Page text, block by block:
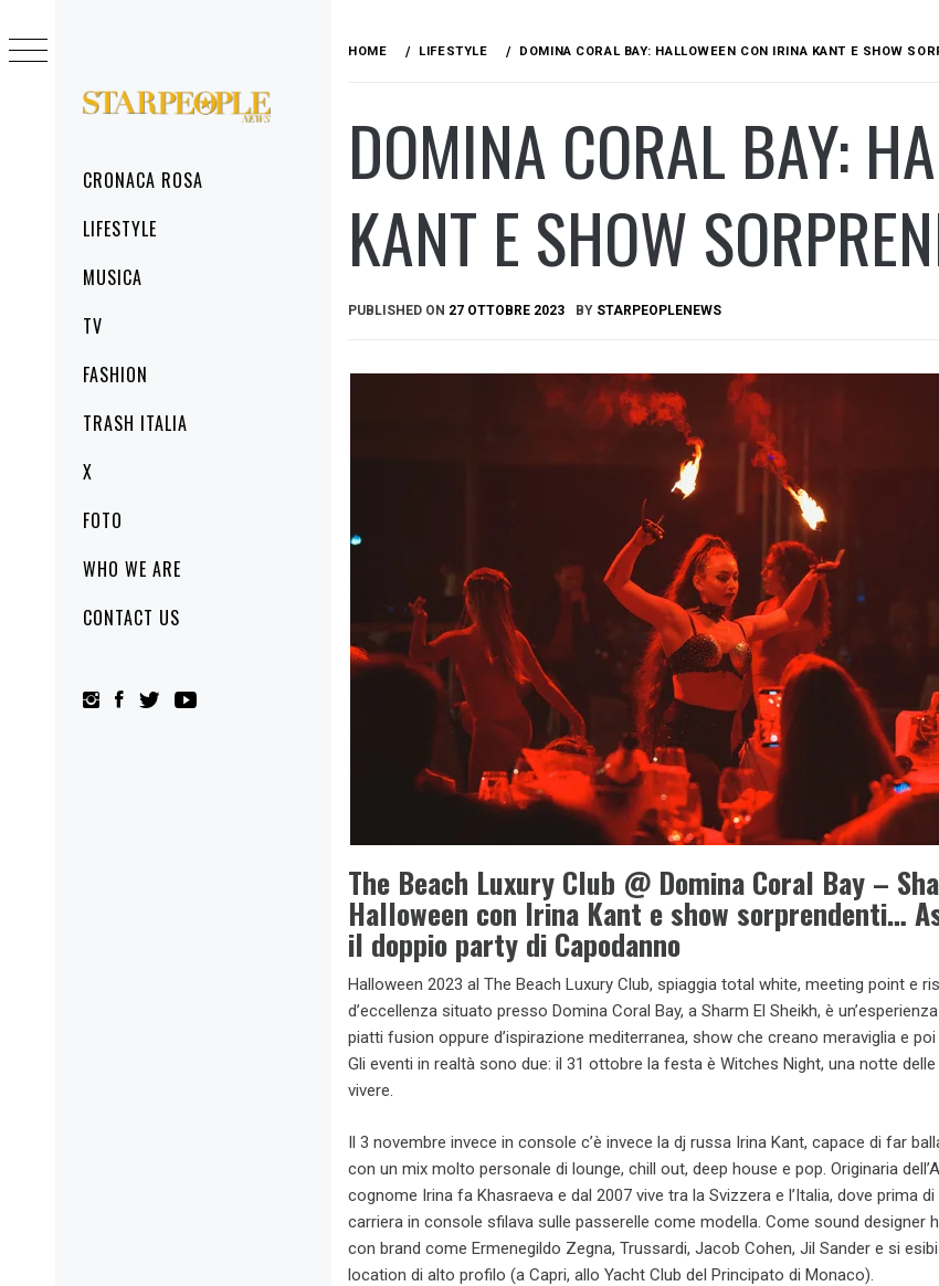
STARPEOPLENEWS
MenuCRONACA ROSA
LIFESTYLE
MUSICA
TV
FASHION
TRASH ITALIA
X
FOTO
WHO WE ARE
CONTACT US
to
content
HOME LIFESTYLE DOMINA CORAL BAY: HALLOWEEN CON IRINA KANT E SHOW
DOMINA CORAL BAY:
KANT E SHOW
PUBLISHED ON 27 OTTOBRE 2023 BY STARPEOPLENEWS
The Beach Luxury Club @ Domina Coral Bay –
Halloween con Irina Kant e show sorprendenti…
il doppio party di Capodanno
Halloween 2023 al The Beach Luxury Club, spiaggia total white, meeting point e
d’eccellenza situato presso Domina Coral Bay, a Sharm El Sheikh, è
piatti fusion oppure d’ispirazione mediterranea, show che creano meraviglia e
Gli eventi in realtà sono due: il 31 ottobre la festa è Witches Night, una notte
vivere.
Il 3 novembre invece in console c’è invece la dj russa Irina Kant, capace di far
con un mix molto personale di lounge, chill out, deep house e pop. Originaria
cognome Irina fa Khasraeva e dal 2007 vive tra la Svizzera e l’Italia, dove prima
carriera in console sfilava sulle passerelle come modella. Come sound designer
con brand come Ermenegildo Zegna, Trussardi, Jacob Cohen, Jil Sander e si
location di alto profilo (a Capri, allo Yacht Club del Principato di Monaco).